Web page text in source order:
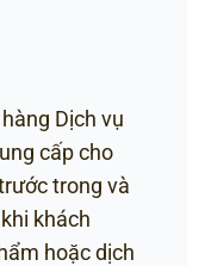
Dịch vụ
cấp cho
trong và
khách
hoặc dịch